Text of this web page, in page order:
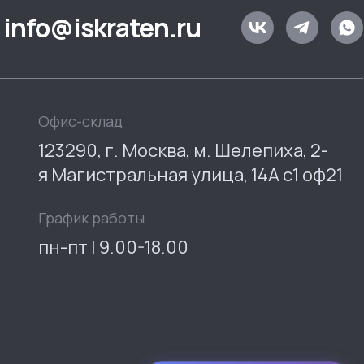
info@iskraten.ru
Офис-склад
123290, г. Москва, м. Шелепиха, 2-
я Магистральная улица, 14А с1 оф21
График работы
пн-пт | 9.00-18.00